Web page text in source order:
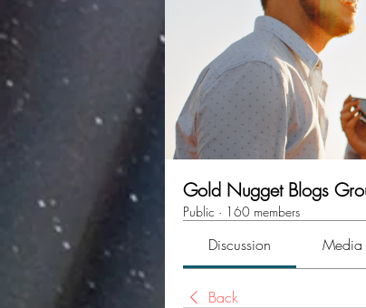
Gold Nugget Blogs
Public · 160 members
Discussion Media
Back